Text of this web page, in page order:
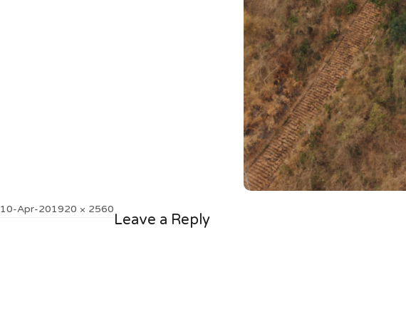
Posted
10-Apr-20Full
1920 × 2560
Leave a Reply